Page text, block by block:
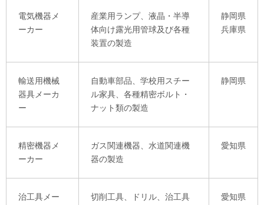
電気機器メ
ーカー
産業用ランプ、液晶・半導
体向け露光用管球及び各種
装置の製造
静岡県
兵庫県
輸送用機械
器具メーカ
ー
自動車部品、学校用スチー
ル家具、各種精密ボルト・
ナット類の製造
静岡県
精密機器メ
ーカー
ガス関連機器、水道関連機
器の製造
愛知県
治工具メー
切削工具、ドリル、治工具
愛知県